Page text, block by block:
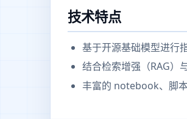
技术特点
基于开源基础模型进行
结合检索增强（RAG）
丰富的 notebook、脚